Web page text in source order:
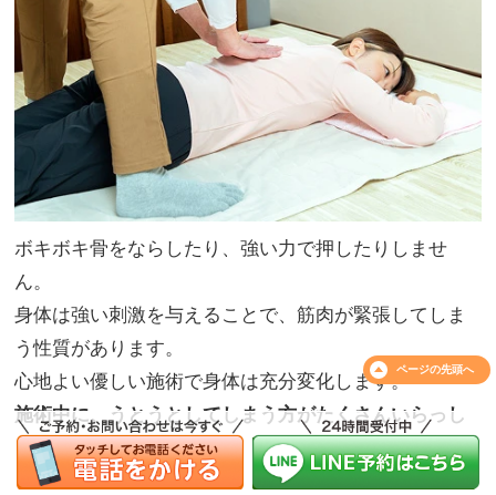
ボキボキ骨をならしたり、強い力で押したりしませ
ん。
身体は強い刺激を与えることで、筋肉が緊張してしま
う性質があります。
心地よい優しい施術で身体は充分変化します。
施術中に、うとうとしてしまう方がたくさんいらっし
ゃいます。
ページの先頭へ